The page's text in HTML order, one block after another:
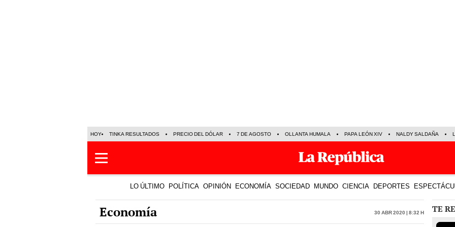
HOY TINKA RESULTADOS PRECIO DEL DÓLAR 7 DE AGOSTO OLLANTA HUMALA PAPA LEÓN XIV NALDY SALDAÑA
LO ÚLTIMO POLÍTICA OPINIÓN ECONOMÍA SOCIEDAD MUNDO CIENCIA DEPORTES
Economía 30 Abr 2020 | 8:32 h TE